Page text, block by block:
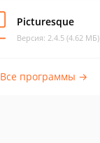
Picturesque
Версия: 2.4.5 (4.62 МБ)
Все программы →